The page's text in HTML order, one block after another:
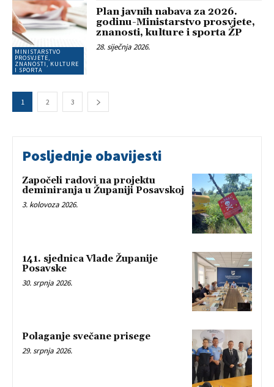
MINISTARSTVO
PROSVJETE,
ZNANOSTI, KULTURE
I SPORTA
Plan javnih nabava za 2026.
godinu-Ministarstvo prosvjete,
znanosti, kulture i sporta ŽP
28. siječnja 2026.
1 2 3
Posljednje obavijesti
Započeli radovi na projektu
deminiranja u Županiji Posavskoj
3. kolovoza 2026.
141. sjednica Vlade Županije
Posavske
30. srpnja 2026.
Polaganje svečane prisege
29. srpnja 2026.